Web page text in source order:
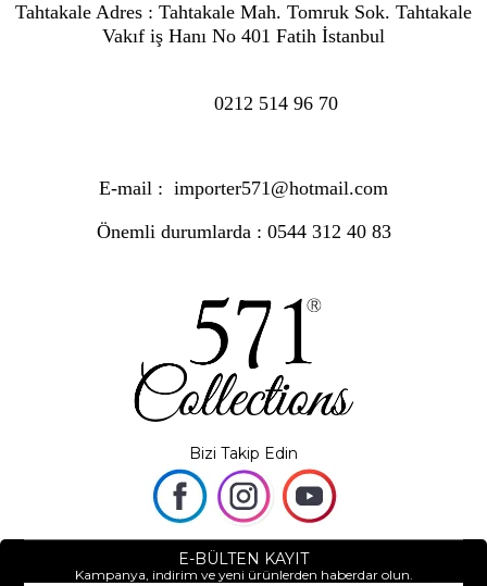
Tahtakale Adres : Tahtakale Mah. Tomruk Sok. Tahtakale
Vakıf iş Hanı No 401 Fatih İstanbul
0212 514 96 70
E-mail : importer571@hotmail.com
Önemli durumlarda : 0544 312 40 83
Bizi Takip Edin
E-BÜLTEN KAYIT
Kampanya, indirim ve yeni ürünlerden haberdar olun.